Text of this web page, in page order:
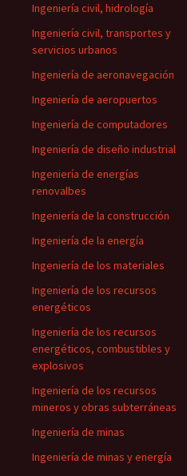
Ingeniería civil, hidrología
Ingeniería civil, transportes y
servicios urbanos
Ingeniería de aeronavegación
Ingeniería de aeropuertos
Ingeniería de computadores
Ingeniería de diseño industrial
Ingeniería de energías
renovalbes
Ingeniería de la construcción
Ingeniería de la energía
Ingeniería de los materiales
Ingeniería de los recursos
energéticos
Ingeniería de los recursos
energéticos, combustibles y
explosivos
Ingeniería de los recursos
mineros y obras subterráneas
Ingeniería de minas
Ingeniería de minas y energía